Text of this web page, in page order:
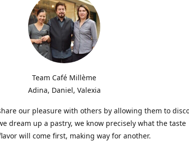
Team Café Millème
Adina, Daniel, Valexia
our pleasure with others by allowing them to
dream up a pastry, we know precisely what the taste
will come first, making way for another.